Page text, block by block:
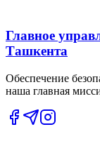
Главное
Ташкента
Обеспечение
наша главная